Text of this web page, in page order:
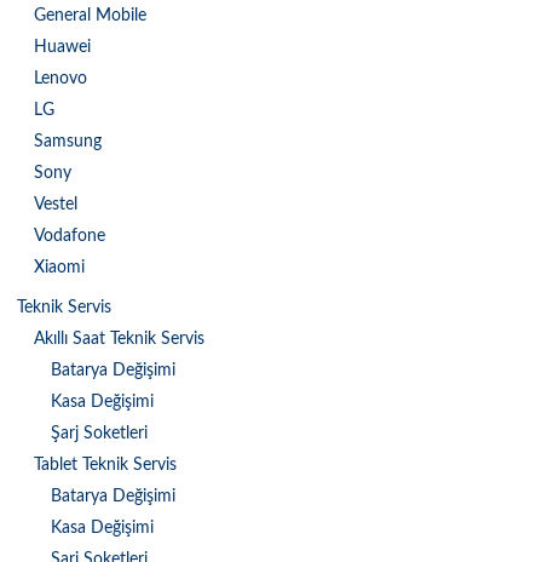
General Mobile
Huawei
Lenovo
LG
Samsung
Sony
Vestel
Vodafone
Xiaomi
Teknik Servis
Akıllı Saat Teknik Servis
Batarya Değişimi
Kasa Değişimi
Şarj Soketleri
Tablet Teknik Servis
Batarya Değişimi
Kasa Değişimi